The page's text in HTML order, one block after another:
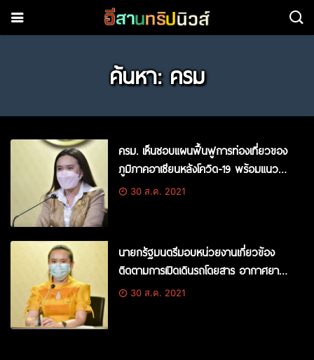
ค้นหา: ครม
ครม. เห็นชอบแผนฟื้นฟูการท่องเที่ยวของ
ภูมิภาคอาเซียนหลังโควิด-19 พร้อมแนว
ปฏิบัติ 5 เสาหลัก
30 ส.ค. 2021
นายกรัฐมนตรีมอบหน่วยงานเกี่ยวข้อง
ติดตามการเปิดเดินรถโดยสาร อากาศยาน
ให้บริการข้ามจังหวัดจากพื้นที่สีแดงเข้ม
30 ส.ค. 2021